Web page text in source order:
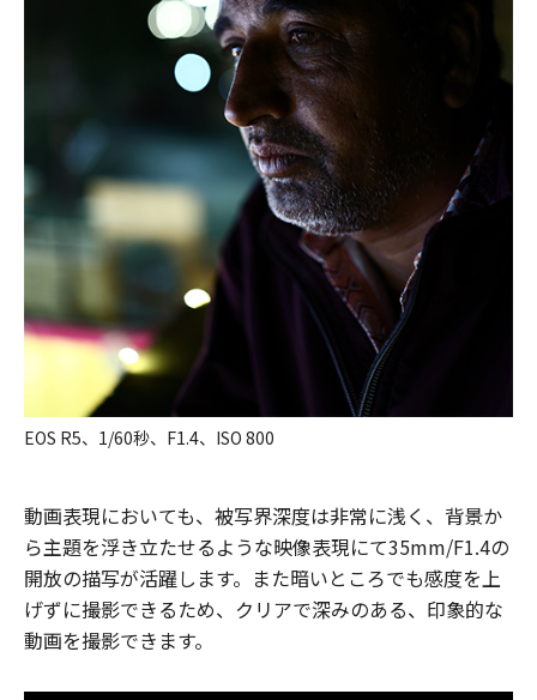
EOS R5、1/60秒、F1.4、ISO 800
動画表現においても、被写界深度は非常に浅く、背景か
ら主題を浮き立たせるような映像表現にて35mm/F1.4の
開放の描写が活躍します。また暗いところでも感度を上
げずに撮影できるため、クリアで深みのある、印象的な
動画を撮影できます。